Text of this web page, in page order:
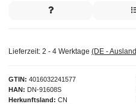
GTIN 4016032241577
HAN
DN-91608S
Herkunftsland
CN
Lieferzeit: 2 - 4 Werktage (DE -